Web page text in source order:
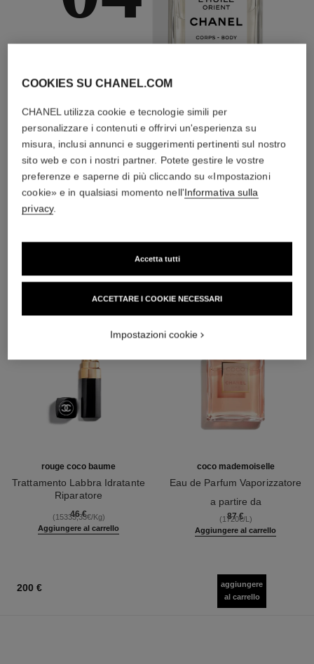
Con creme giorno e
solari, brume anti-
inquinamento
4/4
rouge coco baume
Trattamento Labbra Idratante
Riparatore
46 €
(15333,33€/Kg)
Aggiungere al carrello
coco mademoiselle
Eau de Parfum Vaporizzatore
a partire da
87 €
(1720€/L)
Aggiungere al carrello
200 €
aggiungere
al carrello
COOKIES SU CHANEL.COM
CHANEL utilizza cookie e tecnologie simili per
personalizzare i contenuti e offrirvi un'esperienza su
misura, inclusi annunci e suggerimenti pertinenti sul nostro
sito web e con i nostri partner. Potete gestire le vostre
preferenze e saperne di più cliccando su «Impostazioni
cookie» e in qualsiasi momento nell'Informativa sulla
privacy.
ACCETTARE I COOKIE NECESSARI
Accetta tutti
Impostazioni cookie